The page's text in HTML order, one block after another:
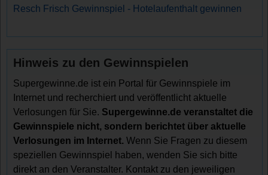
Resch Frisch Gewinnspiel - Hotelaufenthalt gewinnen
Hinweis zu den Gewinnspielen
Supergewinne.de ist ein Portal für Gewinnspiele im
Internet und recherchiert und veröffentlicht aktuelle
Verlosungen für Sie. Supergewinne.de veranstaltet die
Gewinnspiele nicht, sondern berichtet über aktuelle
Verlosungen im Internet. Wenn Sie Fragen zu diesem
speziellen Gewinnspiel haben, wenden Sie sich bitte
direkt an den Veranstalter. Kontakt zu den jeweiligen